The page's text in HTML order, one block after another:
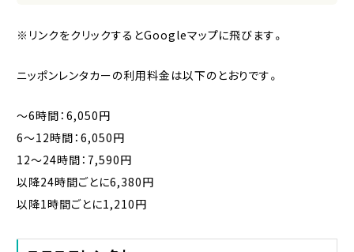
※リンクをクリックするとGoogleマップに飛びます。
ニッポンレンタカーの利用料金は以下のとおりです。
〜6時間：6,050円
6〜12時間：6,050円
12〜24時間：7,590円
以降24時間ごとに6,380円
以降1時間ごとに1,210円